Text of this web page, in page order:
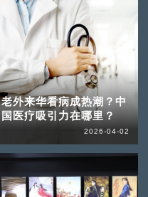
老外来华看病成热潮？中
国医疗吸引力在哪里？
2026-04-02